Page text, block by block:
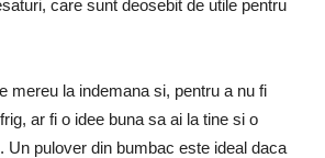
care sunt deosebit de utile pentru
mereu la indemana si, pentru a nu fi
ar fi o idee buna sa ai la tine si o
Un pulover din bumbac este ideal daca